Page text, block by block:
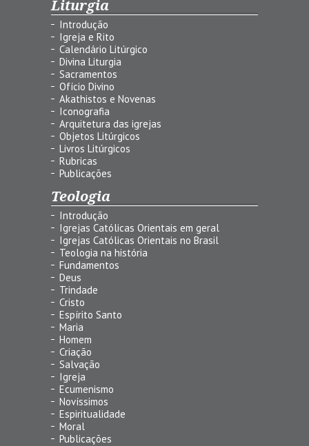
Liturgia
Introdução
Igreja e Rito
Calendário Litúrgico
Divina Liturgia
Sacramentos
Ofício Divino
Akathistos e Novenas
Iconografia
Arquitetura das igrejas
Objetos Litúrgicos
Livros Litúrgicos
Rubricas
Publicações
Teologia
Introdução
Igrejas Católicas Orientais em geral
Igrejas Católicas Orientais no Brasil
Teologia na história
Fundamentos
Deus
Trindade
Cristo
Espírito Santo
Maria
Homem
Criação
Salvação
Igreja
Ecumenismo
Novíssimos
Espiritualidade
Moral
Publicações